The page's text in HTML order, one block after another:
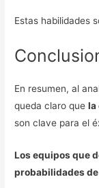
Estas habilidades
En resumen, al
queda claro quela
son clave para el
Los equipos que
probabilidades